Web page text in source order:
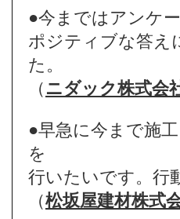
●今まではアンケ
ポジティブな答え
た。
（ ニダック株式会
●早急に今まで施
を
行いたいです。行
（松坂屋建材株式